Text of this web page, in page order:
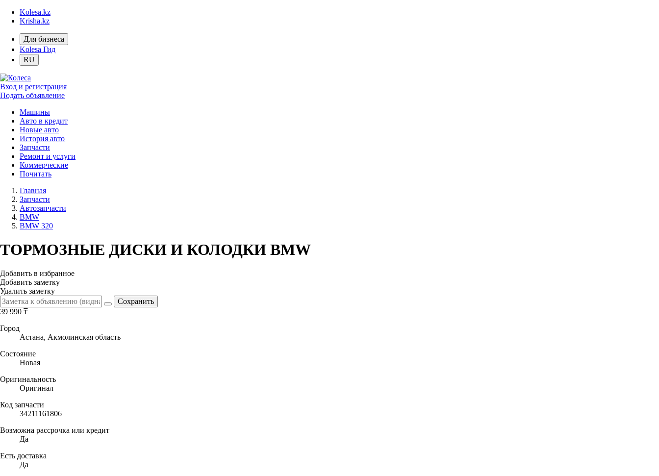
Kolesa.kz
Krisha.kz
Для бизнеса
Kolesa Гид
RU
Вход и регистрация
Подать объявление
Машины
Авто в кредит
Новые авто
История авто
Запчасти
Ремонт и услуги
Коммерческие
Почитать
Главная
Запчасти
Автозапчасти
BMW
BMW 320
ТОРМОЗНЫЕ ДИСКИ И КОЛОДКИ BMW
Добавить в избранное
Добавить заметку
Удалить заметку
39 990 ₸
Город
Астана, Акмолинская область
Состояние
Новая
Оригинальность
Оригинал
Код запчасти
34211161806
Возможна рассрочка или кредит
Да
Есть доставка
Да